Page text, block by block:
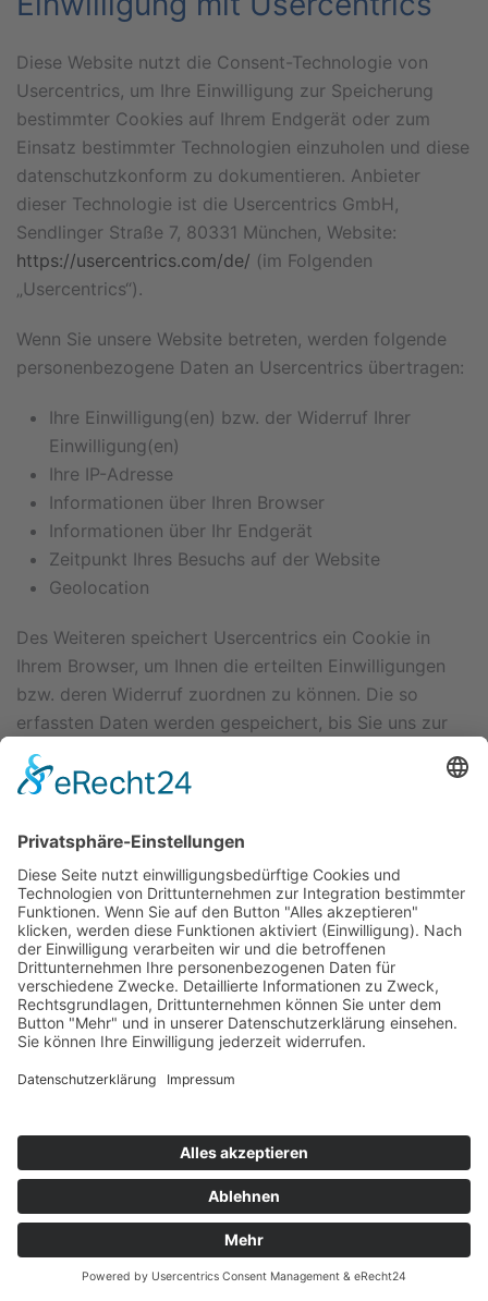
Diese Website nutzt die Consent-Technologie von
Usercentrics, um Ihre Einwilligung zur Speicherung
bestimmter Cookies auf Ihrem Endgerät oder zum
Einsatz bestimmter Technologien einzuholen und diese
datenschutzkonform zu dokumentieren. Anbieter
dieser Technologie ist die Usercentrics GmbH,
Sendlinger Straße 7, 80331 München, Website:
https://usercentrics.com/de/ (im Folgenden
„Usercentrics“).
Wenn Sie unsere Website betreten, werden folgende
personenbezogene Daten an Usercentrics übertragen:
Ihre Einwilligung(en) bzw. der Widerruf Ihrer
Einwilligung(en)
Ihre IP-Adresse
Informationen über Ihren Browser
Informationen über Ihr Endgerät
Zeitpunkt Ihres Besuchs auf der Website
Geolocation
Des Weiteren speichert Usercentrics ein Cookie in
Ihrem Browser, um Ihnen die erteilten Einwilligungen
bzw. deren Widerruf zuordnen zu können. Die so
erfassten Daten werden gespeichert, bis Sie uns zur
Löschung auffordern, das Usercentrics-Cookie selbst
löschen oder der Zweck für die Datenspeicherung
Aufbewahrungspflichten bleiben unberührt.
Das Usercentrics-Banner auf dieser Website wurde mit
Hilfe von eRecht24 konfiguriert. Das erkennen Sie
daran, dass im Banner das Logo von eRecht24
auftaucht. Um das eRecht24-Logo im Banner
auszuspielen, wird eine Verbindung zum Bildserver von
eRecht24 hergestellt. Hierbei wird auch die IP-Adresse
übertragen, die jedoch nur in anonymisierter Form in
den Server-Logs gespeichert wird. Der Bildserver von
deutschen Anbieter. Das Banner selbst wird
ausschließlich von Usercentrics zur Verfügung gestellt.
Der Einsatz von Usercentrics erfolgt, um die
gesetzlich vorgeschriebenen Einwilligungen für den
Einsatz bestimmter Technologien einzuholen.